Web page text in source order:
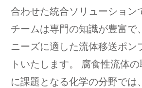
合わせた統合ソリューション
チームは専門の知識が豊富で
ニーズに適した流体移送ポン
トいたします。 腐食性流体
に課題となる化学の分野では